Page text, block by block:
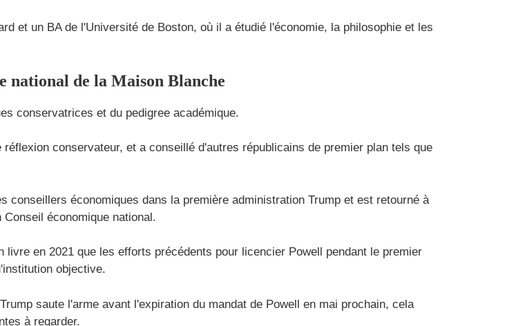
et un BA de l'Université de Boston, où il a étudié l'économie, la philosophie et les
national de la Maison Blanche
conservatrices et du pedigree académique.
conservateur, et a conseillé d'autres républicains de premier plan tels que
conseillers économiques dans la première administration Trump et est retourné à
économique national.
livre en 2021 que les efforts précédents pour licencier Powell pendant le premier
objective.
saute l'arme avant l'expiration du mandat de Powell en mai prochain, cela
à regarder.